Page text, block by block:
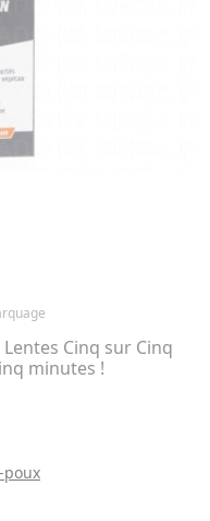
Cinq sur Cinq
minutes !
poux